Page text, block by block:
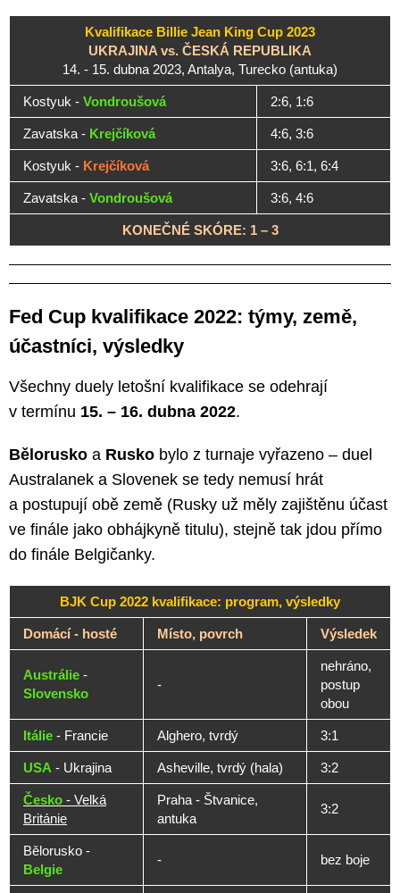
Kvalifikace Billie Jean King Cup 2023
UKRAJINA vs. ČESKÁ REPUBLIKA
14. - 15. dubna 2023, Antalya, Turecko (antuka)
Kostyuk - Vondroušová 2:6, 1:6
Zavatska - Krejčíková 4:6, 3:6
Kostyuk - Krejčíková 3:6, 6:1, 6:4
Zavatska - Vondroušová 3:6, 4:6
KONEČNÉ SKÓRE: 1 – 3
Fed Cup kvalifikace 2022: týmy, země,
účastníci, výsledky
Všechny duely letošní kvalifikace se odehrají
v termínu 15. – 16. dubna 2022.
Bělorusko a Rusko bylo z turnaje vyřazeno – duel
Australanek a Slovenek se tedy nemusí hrát
a postupují obě země (Rusky už měly zajištěnu účast
ve finále jako obhájkyně titulu), stejně tak jdou přímo
do finále Belgičanky.
BJK Cup 2022 kvalifikace: program, výsledky
Domácí - hosté Místo, povrch Výsledek
Austrálie -
Slovensko
-
nehráno,
postup
obou
Itálie - Francie Alghero, tvrdý 3:1
USA - Ukrajina Asheville, tvrdý (hala) 3:2
Česko - Velká
Británie
Praha - Štvanice,
antuka
3:2
Bělorusko -
Belgie
- bez boje